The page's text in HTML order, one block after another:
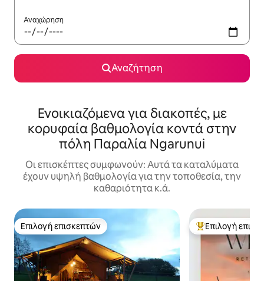
Αναχώρηση
Αναζήτηση
Ενοικιαζόμενα για διακοπές, με
κορυφαία βαθμολογία κοντά στην
πόλη Παραλία Ngarunui
Οι επισκέπτες συμφωνούν: Αυτά τα καταλύματα
έχουν υψηλή βαθμολογία για την τοποθεσία, την
καθαριότητα κ.ά.
Επιλογή επισκεπτών
Επιλογή επισκεπτών Κορυφαία
Επιλογή